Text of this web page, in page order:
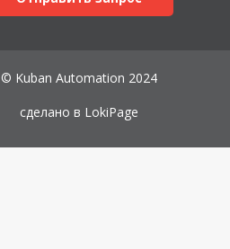
© Kuban Automation 2024
сделано в LokiPage